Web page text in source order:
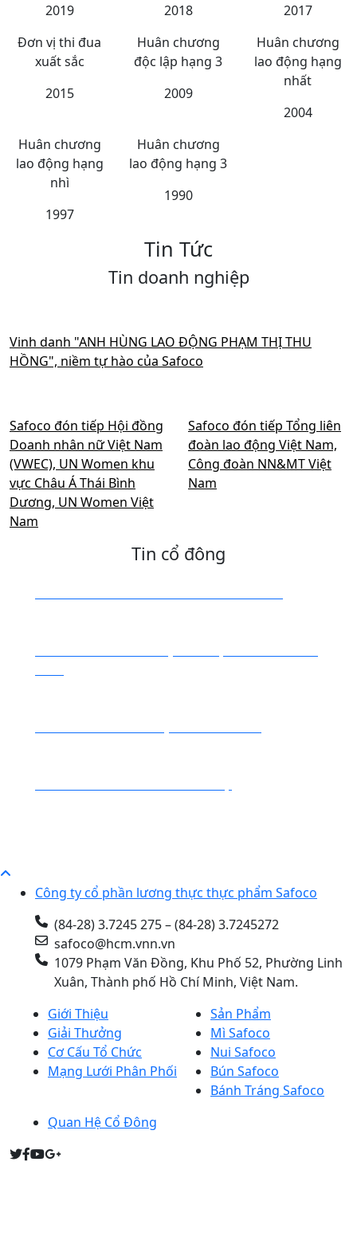
2019
2018
2017
Đơn vị thi đua
xuất sắc
2015
Huân chương
độc lập hạng 3
2009
Huân chương
lao động hạng
nhất
2004
Huân chương
lao động hạng
nhì
1997
Huân chương
lao động hạng 3
1990
Tin Tức
Tin doanh nghiệp
Vinh danh "ANH HÙNG LAO ĐỘNG PHẠM THỊ THU
HỒNG", niềm tự hào của Safoco
Safoco đón tiếp Hội đồng
Doanh nhân nữ Việt Nam
(VWEC), UN Women khu
vực Châu Á Thái Bình
Dương, UN Women Việt
Nam
Safoco đón tiếp Tổng liên
đoàn lao động Việt Nam,
Công đoàn NN&MT Việt
Nam
Tin cổ đông
Công ty cổ phần lương thực thực phẩm Safoco
(84-28) 3.7245 275 – (84-28) 3.7245272
safoco@hcm.vnn.vn
1079 Phạm Văn Đồng, Khu Phố 52, Phường Linh
Xuân, Thành phố Hồ Chí Minh, Việt Nam.
Giới Thiệu
Giải Thưởng
Cơ Cấu Tổ Chức
Mạng Lưới Phân Phối
Sản Phẩm
Mì Safoco
Nui Safoco
Bún Safoco
Bánh Tráng Safoco
Quan Hệ Cổ Đông